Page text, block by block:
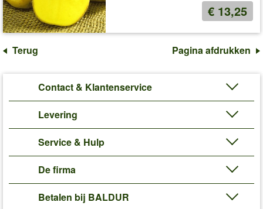
€ 13,25
Terug Pagina afdrukken
Contact & Klantenservice
Levering
Service & Hulp
De firma
Betalen bij BALDUR